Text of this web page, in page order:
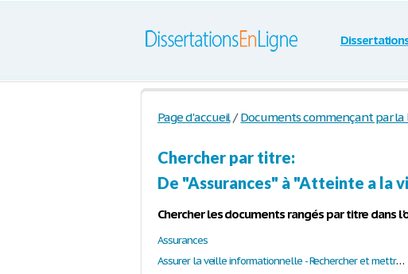
Page d'accueil / Documents commençant par la
Chercher par titre:
De "Assurances" à "Atteinte a la
Chercher les documents rangés par titre dans
Assurances
Assurer la veille informationnelle - Rechercher et mettre à jour l'information